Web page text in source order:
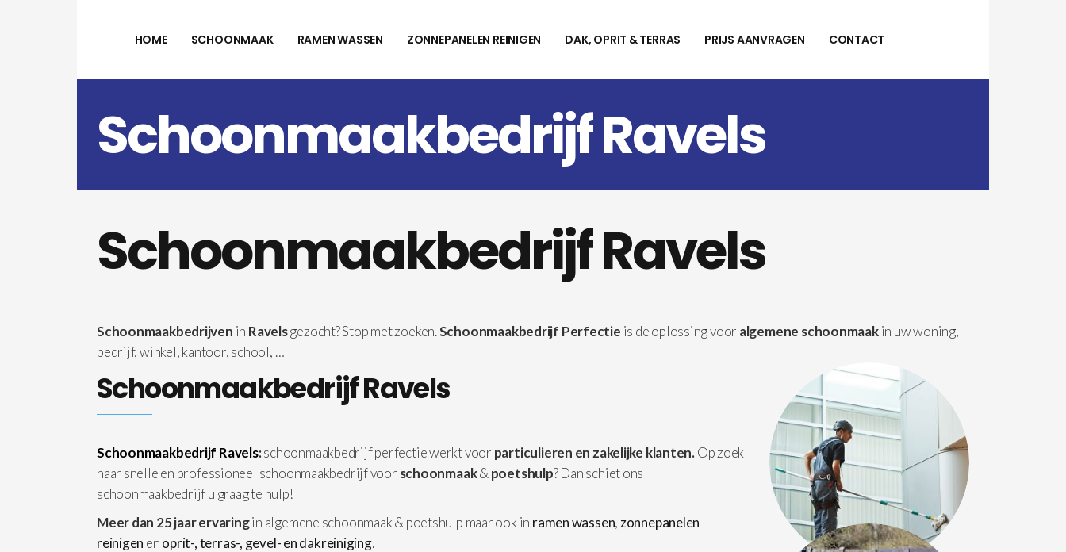
HOME SCHOONMAAK RAMEN WASSEN ZONNEPANELEN REINIGEN DAK, OPRIT & TERRAS PRIJS AANVRAGEN CONTACT
Schoonmaakbedrijf Ravels
Schoonmaakbedrijf Ravels
Schoonmaakbedrijven in Ravelsgezocht? Stop met zoeken.Schoonmaakbedrijf Perfectie is de oplossing voor algemene schoonmaakin uw woning,
bedrijf, winkel, kantoor, school, …
Schoonmaakbedrijf Ravels
Schoonmaakbedrijf Ravels:schoonmaakbedrijf perfectie werkt voor particulieren en zakelijke klanten.Op zoek
naar snelle en professioneel schoonmaakbedrijf voor schoonmaak& poetshulp? Dan schiet ons
schoonmaakbedrijf u graag te hulp!
Meer dan 25 jaar ervaringin algemene schoonmaak & poetshulp maar ook in ramen wassen, zonnepanelen
reinigen enoprit-, terras-, gevel- en dakreiniging.